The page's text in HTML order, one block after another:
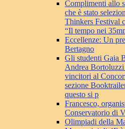
Complimenti allo
che è stato
Thinkers Festival
“Il tempo nei
Eccellenze: Un
Bertagno
Gli studenti Gaia
Andrea
vincitori al
sezione
questo si p
Francesco,
Conservatorio di
Olimpiadi della